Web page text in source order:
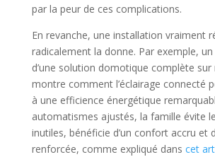
par la peur de ces complications.
En revanche, une installation vraiment
radicalement la donne. Par exemple,
d’une solution domotique complète sur
montre comment l’éclairage connecté
à une efficience énergétique
automatismes ajustés, la famille évite
inutiles, bénéficie d’un confort accru et
renforcée, comme expliqué dans cet